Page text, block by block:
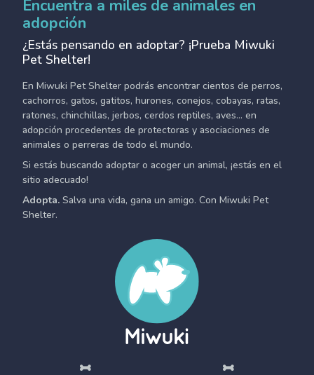
Encuentra a miles de animales en
adopción
¿Estás pensando en adoptar? ¡Prueba Miwuki
Pet Shelter!
En Miwuki Pet Shelter podrás encontrar cientos de perros,
cachorros, gatos, gatitos, hurones, conejos, cobayas, ratas,
ratones, chinchillas, jerbos, cerdos reptiles, aves... en
adopción procedentes de protectoras y asociaciones de
animales o perreras de todo el mundo.
Si estás buscando adoptar o acoger un animal, ¡estás en el
sitio adecuado!
Adopta. Salva una vida, gana un amigo. Con Miwuki Pet
Shelter.